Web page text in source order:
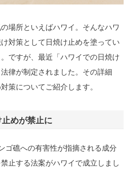
場所といえばハワイ。そんなハワ
対策として日焼け止めを塗ってい
ですが、最近「ハワイでの日焼け
律が制定されました。その詳細
策についてご紹介します。
めが禁止に
ゴ礁への有害性が指摘される成分
止する法案がハワイで成立しまし